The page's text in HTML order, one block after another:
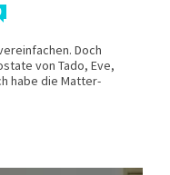
Doch
von Tado, Eve,
habe die Matter-